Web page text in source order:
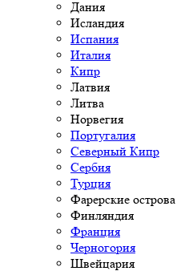
Дания
Исландия
Испания
Италия
Кипр
Латвия
Литва
Норвегия
Португалия
Северный Кипр
Сербия
Турция
Фарерские острова
Финляндия
Франция
Черногория
Швейцария